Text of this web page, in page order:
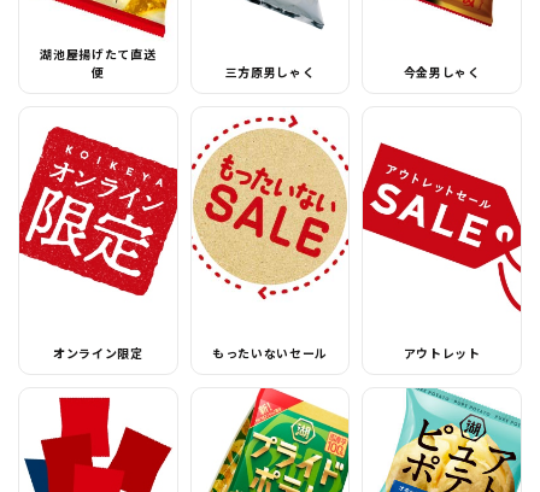
湖池屋揚げたて直送
便
三方原男しゃく 今金男しゃく
オンライン限定 もったいないセール アウトレット